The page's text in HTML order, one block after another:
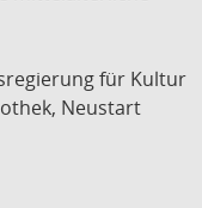
für Kultur
Neustart